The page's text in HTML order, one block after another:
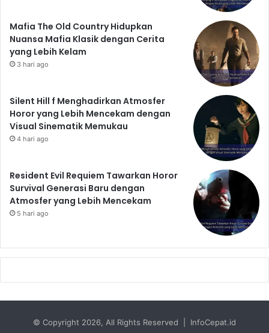
Mafia The Old Country Hidupkan
Nuansa Mafia Klasik dengan Cerita
yang Lebih Kelam
3 hari ago
Silent Hill f Menghadirkan Atmosfer
Horor yang Lebih Mencekam dengan
Visual Sinematik Memukau
4 hari ago
Resident Evil Requiem Tawarkan Horor
Survival Generasi Baru dengan
Atmosfer yang Lebih Mencekam
5 hari ago
© Copyright 2026, All Rights Reserved | InfoCepat.id